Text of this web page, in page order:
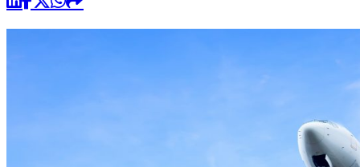
Universidad de Chile
Sustentabilidad